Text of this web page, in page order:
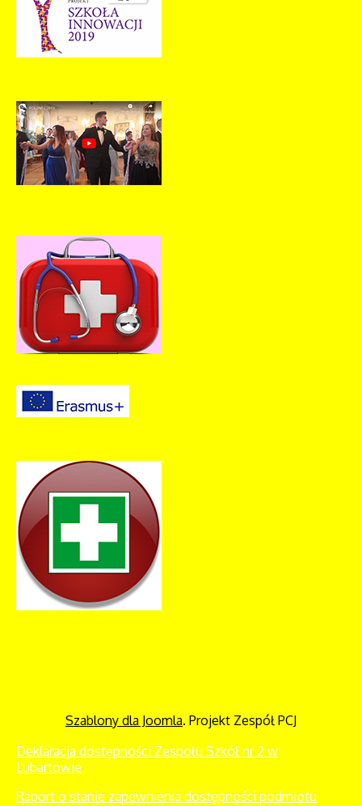
Szablony dla Joomla. Projekt Zespół PCJ
Deklaracja dostępności Zespołu Szkół nr 2 w
Lubartowie
Raport o stanie zapewnienia dostępności podmiotu